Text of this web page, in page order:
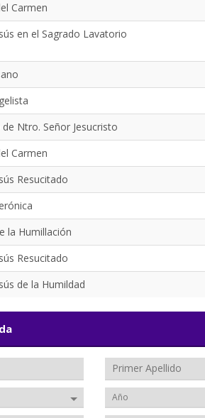
Carmen
en el Sagrado Lavatorio
Ntro. Señor Jesucristo
Carmen
Resucitado
la Humillación
Resucitado
de la Humildad